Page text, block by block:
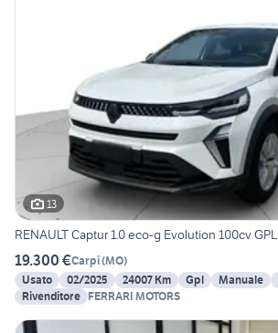
13
RENAULT Captur 1.0 eco-g Evolution 100cv GPL
19.300 €Carpi(MO)
Usato
02/2025 24007 Km Gpl Manuale
Rivenditore FERRARI MOTORS